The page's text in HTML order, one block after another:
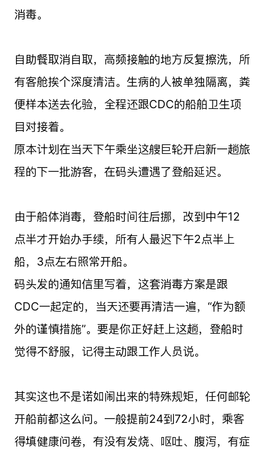
消毒。
自助餐取消自取，高频接触的地方反复擦洗，所
有客舱挨个深度清洁。生病的人被单独隔离，粪
便样本送去化验，全程还跟CDC的船舶卫生项
目对接着。
原本计划在当天下午乘坐这艘巨轮开启新一趟旅
程的下一批游客，在码头遭遇了登船延迟。
由于船体消毒，登船时间往后挪，改到中午12
点半才开始办手续，所有人最迟下午2点半上
船，3点左右照常开船。
码头发的通知信里写着，这套消毒方案是跟
CDC一起定的，当天还要再清洁一遍，“作为额
外的谨慎措施”。要是你正好赶上这趟，登船时
觉得不舒服，记得主动跟工作人员说。
其实这也不是诺如闹出来的特殊规矩，任何邮轮
开船前都这么问。一般提前24到72小时，乘客
得填健康问卷，有没有发烧、呕吐、腹泻，有症